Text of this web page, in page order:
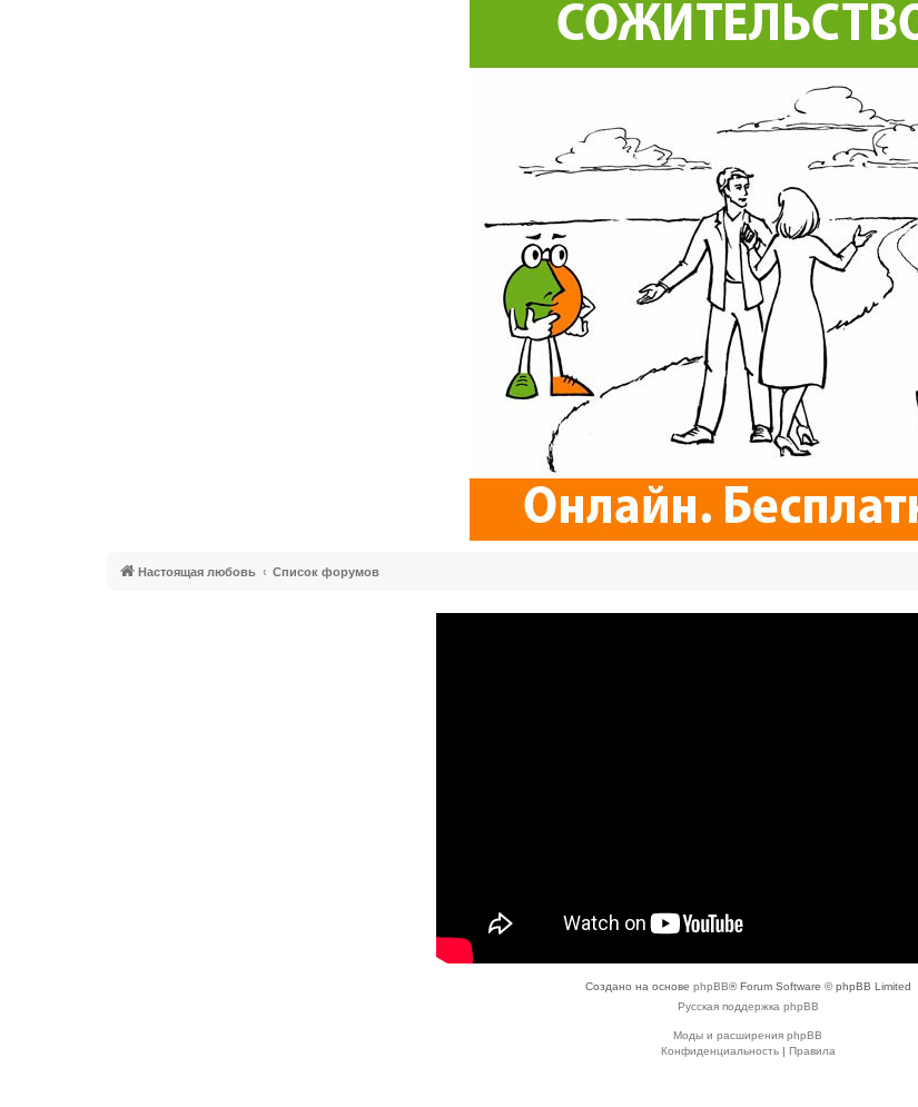
Настоящая любовь Список форумов
Создано на основе phpBB® Forum Software © phpBB Limited
Русская поддержка phpBB
Моды и расширения phpBB
Конфиденциальность| Правила